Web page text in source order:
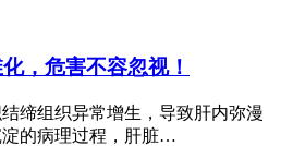
，危害不容忽视！
缔组织异常增生，导致肝内弥漫
的病理过程，肝脏…